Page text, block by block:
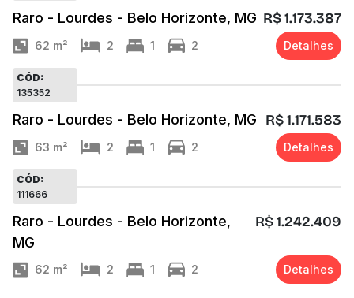
Raro - Lourdes - Belo Horizonte, MG R$ 1.173.387
62 m² 2 1 2 Detalhes
CÓD:
135352
Raro - Lourdes - Belo Horizonte, MG R$ 1.171.583
63 m² 2 1 2 Detalhes
CÓD:
111666
Raro - Lourdes - Belo Horizonte,
MG
R$ 1.242.409
62 m² 2 1 2 Detalhes